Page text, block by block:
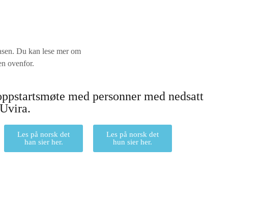
Du kan lese mer om
ovenfor.
med personner med nedsatt
Les på norsk det
han sier her.
Les på norsk det
hun sier her.